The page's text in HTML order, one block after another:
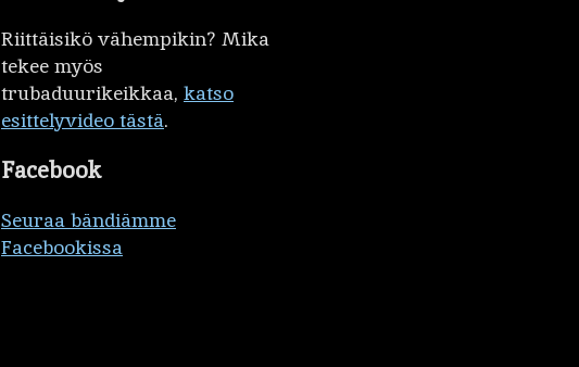
Riittäisikö vähempikin? Mika
tekee myös
trubaduurikeikkaa, katso
esittelyvideo tästä.
Facebook
Seuraa bändiämme
Facebookissa